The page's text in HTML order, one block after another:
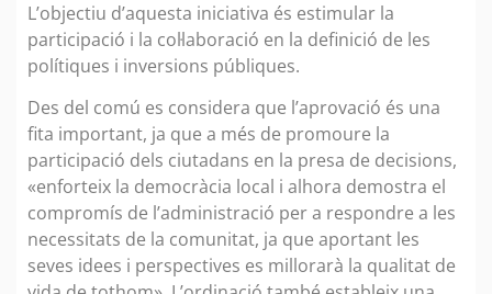
L’objectiu d’aquesta iniciativa és estimular la
participació i la col·laboració en la definició de les
polítiques i inversions públiques.
Des del comú es considera que l’aprovació és una
fita important, ja que a més de promoure la
participació dels ciutadans en la presa de decisions,
«enforteix la democràcia local i alhora demostra el
compromís de l’administració per a respondre a les
necessitats de la comunitat, ja que aportant les
seves idees i perspectives es millorarà la qualitat de